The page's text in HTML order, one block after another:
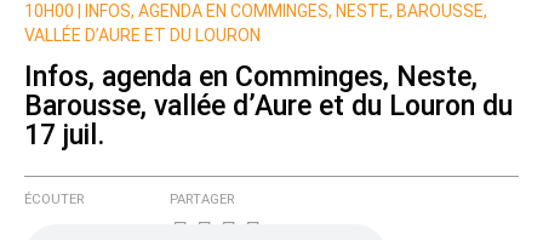
10H00 |
INFOS, AGENDA EN COMMINGES, NESTE, BAROUSSE,
VALLÉE D’AURE ET DU LOURON
Infos, agenda en Comminges, Neste,
Barousse, vallée d’Aure et du Louron du
17 juil.
ÉCOUTER PARTAGER